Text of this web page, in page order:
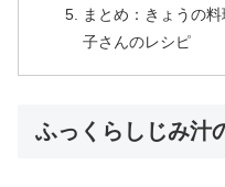
まとめ：きょうの
子さんのレシピ
ふっくらしじみ汁